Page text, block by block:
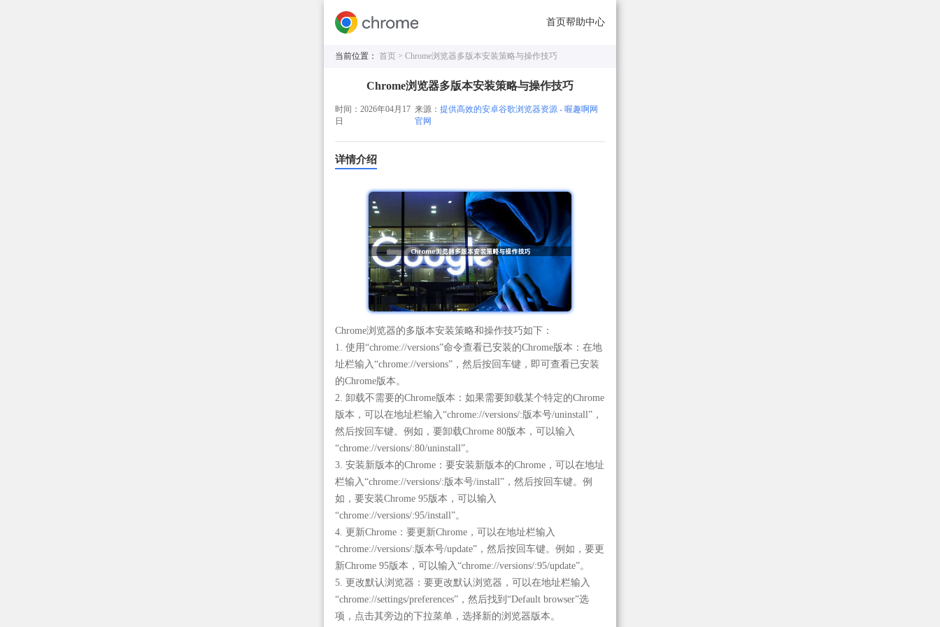
首页帮助中心
当前位置： 首页 > Chrome浏览器多版本安装策略与操作技巧
Chrome浏览器多版本安装策略与操作技巧
时间：2026年04月17
日
来源：提供高效的安卓谷歌浏览器资源 - 喔趣啊网
官网
详情介绍
Chrome浏览器的多版本安装策略和操作技巧如下：
1. 使用“chrome://versions”命令查看已安装的Chrome版本：在地
址栏输入“chrome://versions”，然后按回车键，即可查看已安装
的Chrome版本。
2. 卸载不需要的Chrome版本：如果需要卸载某个特定的Chrome
版本，可以在地址栏输入“chrome://versions/:版本号/uninstall”，
然后按回车键。例如，要卸载Chrome 80版本，可以输入
“chrome://versions/:80/uninstall”。
3. 安装新版本的Chrome：要安装新版本的Chrome，可以在地址
栏输入“chrome://versions/:版本号/install”，然后按回车键。例
如，要安装Chrome 95版本，可以输入
“chrome://versions/:95/install”。
4. 更新Chrome：要更新Chrome，可以在地址栏输入
“chrome://versions/:版本号/update”，然后按回车键。例如，要更
新Chrome 95版本，可以输入“chrome://versions/:95/update”。
5. 更改默认浏览器：要更改默认浏览器，可以在地址栏输入
“chrome://settings/preferences”，然后找到“Default browser”选
项，点击其旁边的下拉菜单，选择新的浏览器版本。